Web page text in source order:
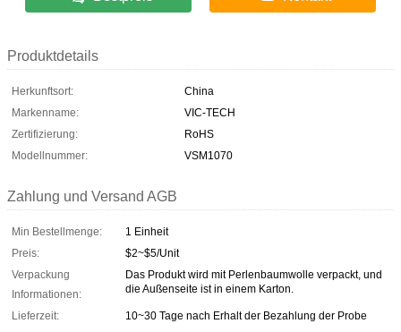
Produktdetails
Herkunftsort:
China
Markenname:
VIC-TECH
Zertifizierung:
RoHS
Modellnummer:
VSM1070
Zahlung und Versand AGB
Min Bestellmenge:
1 Einheit
Preis:
$2~$5/Unit
Verpackung
Informationen:
Das Produkt wird mit Perlenbaumwolle verpackt, und
die Außenseite ist in einem Karton.
Lieferzeit:
10~30 Tage nach Erhalt der Bezahlung der Probe